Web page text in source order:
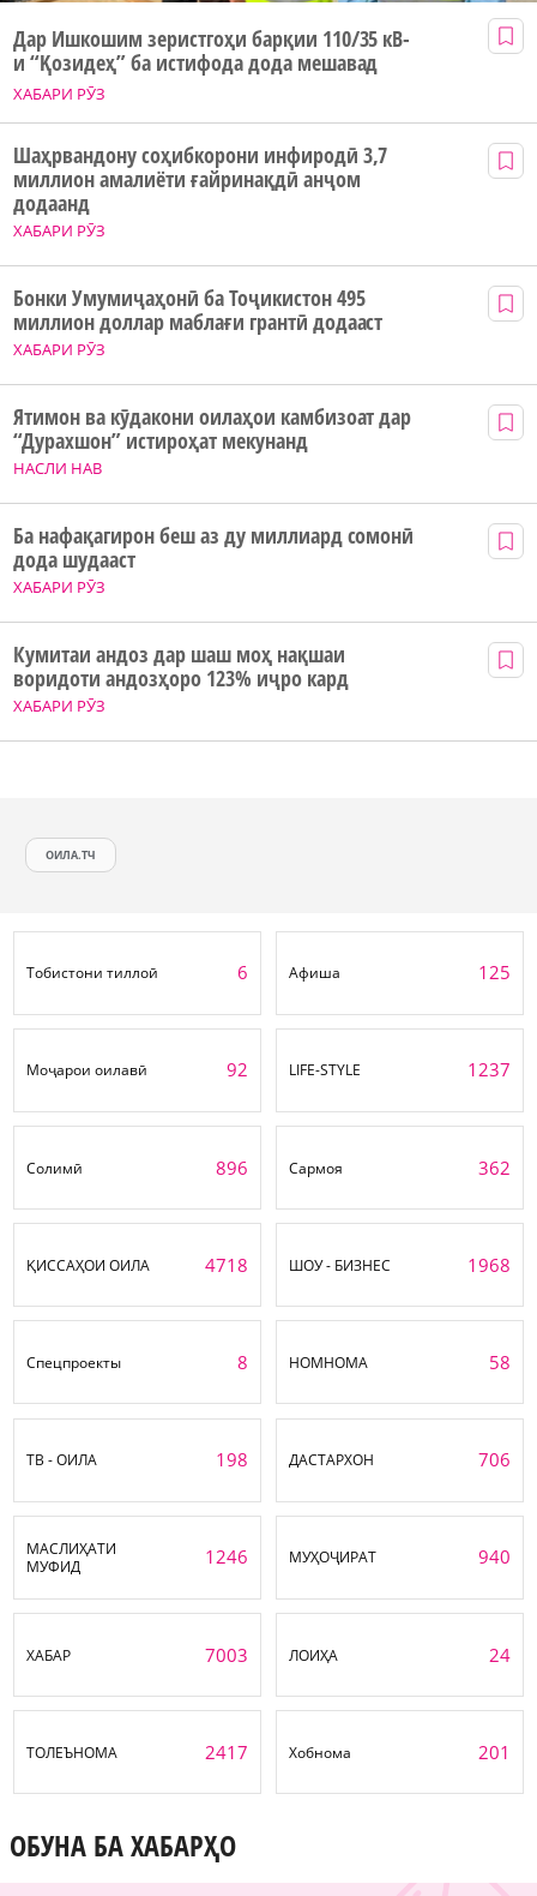
ХАБАРИ РӮЗ
Дар Ишкошим зеристгоҳи барқии 110/35 кВ-
и “Қозидеҳ” ба истифода дода мешавад
ХАБАРИ РӮЗ
Шаҳрвандону соҳибкорони инфиродӣ 3,7
миллион амалиёти ғайринақдӣ анҷом
додаанд
ХАБАРИ РӮЗ
Бонки Умумиҷаҳонӣ ба Тоҷикистон 495
миллион доллар маблағи грантӣ додааст
НАСЛИ НАВ
Ятимон ва кӯдакони оилаҳои камбизоат дар
“Дурахшон” истироҳат мекунанд
ХАБАРИ РӮЗ
Ба нафақагирон беш аз ду миллиард сомонӣ
дода шудааст
ХАБАРИ РӮЗ
Кумитаи андоз дар шаш моҳ нақшаи
воридоти андозҳоро 123% иҷро кард
ОИЛА.ТЧ
Тобистони тиллоӣ 6 Афиша 125
Моҷарои оилавӣ 92 LIFE-STYLE 1237
Солимӣ 896 Сармоя 362
ҚИССАҲОИ ОИЛА 4718 ШОУ - БИЗНЕС 1968
Спецпроекты 8 НОМНОМА 58
ТВ - ОИЛА 198 ДАСТАРХОН 706
МАСЛИҲАТИ
МУФИД
1246 МУҲОҶИРАТ 940
ХАБАР 7003 ЛОИҲА 24
ТОЛЕЪНОМА 2417 Хобнома 201
ОБУНА БА ХАБАРҲО